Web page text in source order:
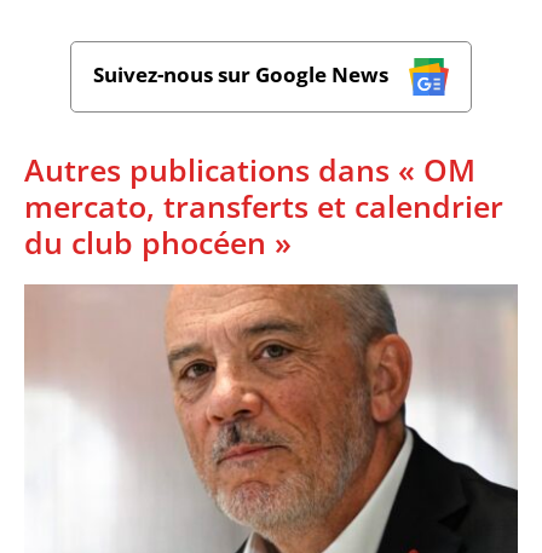
Suivez-nous sur Google News
Autres publications dans « OM
mercato, transferts et calendrier
du club phocéen »